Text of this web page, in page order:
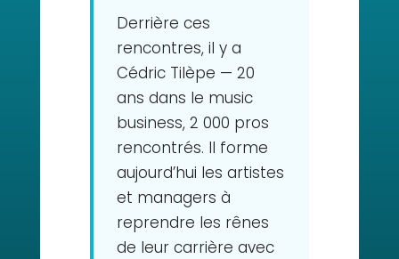
Derrière ces
rencontres, il y a
Cédric Tilèpe — 20
ans dans le music
business, 2 000 pros
rencontrés. Il forme
aujourd’hui les artistes
et managers à
reprendre les rênes
de leur carrière avec